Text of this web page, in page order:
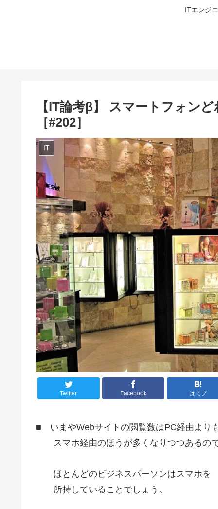
ITエンジ
【IT論考β】 スマートフォン
［#202］
IT
Twitter Facebook はてブ
■ いまやWebサイトの閲覧数はPC経由より
スマホ経由のほうが多くなりつつあるの
ほとんどのビジネスパーソンはスマホを
所持していることでしょう。